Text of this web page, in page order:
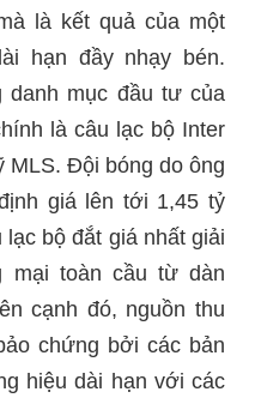
là kết quả của một
hạn đầy nhạy bén.
danh mục đầu tư của
là câu lạc bộ Inter
MLS. Đội bóng do ông
giá lên tới 1,45 tỷ
bộ đắt giá nhất giải
mại toàn cầu từ dàn
cạnh đó, nguồn thu
chứng bởi các bản
hiệu dài hạn với các